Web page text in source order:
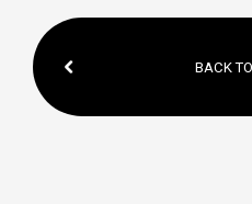
BACK